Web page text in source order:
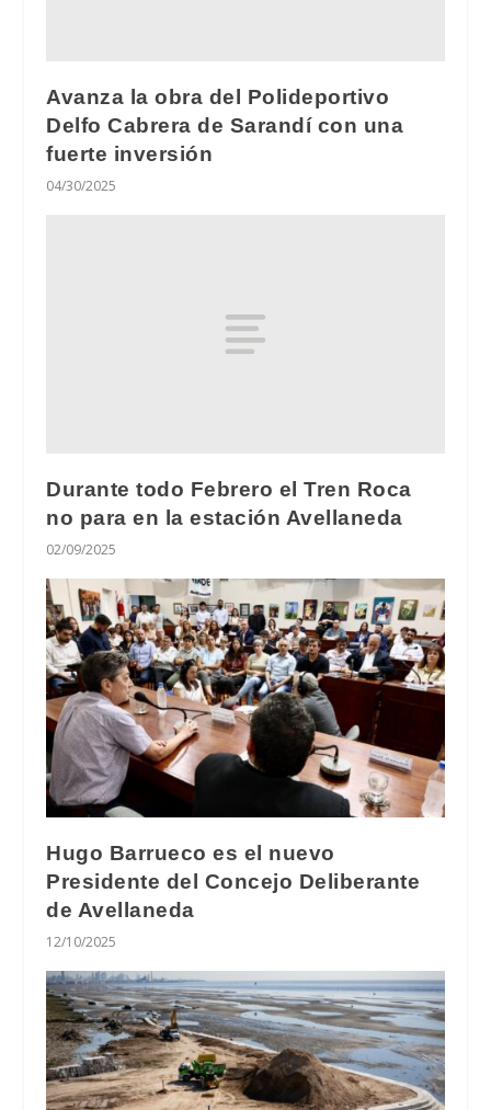
Avanza la obra del Polideportivo
Delfo Cabrera de Sarandí con una
fuerte inversión
04/30/2025
Durante todo Febrero el Tren Roca
no para en la estación Avellaneda
02/09/2025
Hugo Barrueco es el nuevo
Presidente del Concejo Deliberante
de Avellaneda
12/10/2025